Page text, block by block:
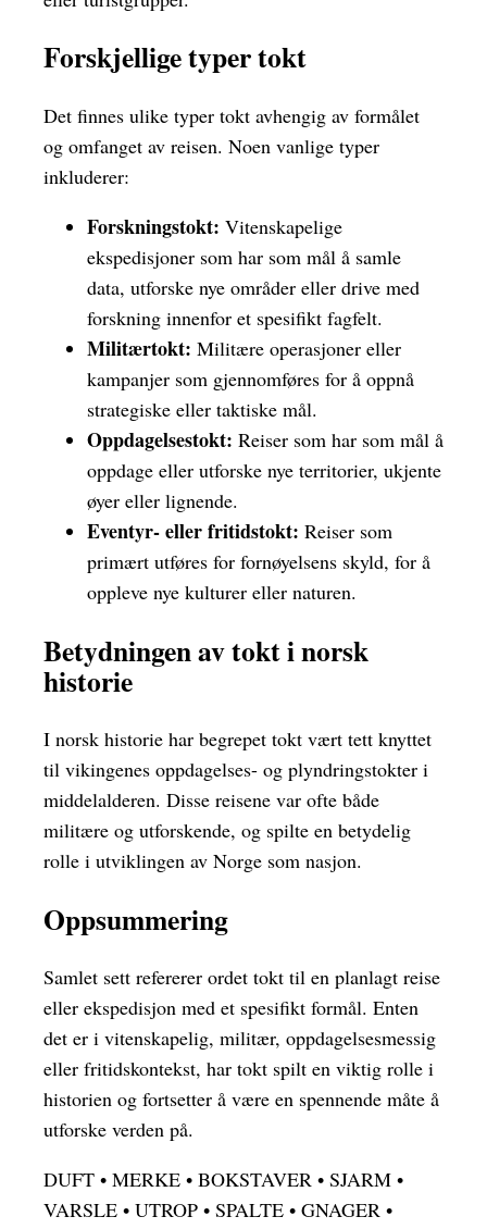
Forskjellige typer tokt
Det finnes ulike typer tokt avhengig av formålet
og omfanget av reisen. Noen vanlige typer
inkluderer:
Forskningstokt: Vitenskapelige
ekspedisjoner som har som mål å samle
data, utforske nye områder eller drive med
forskning innenfor et spesifikt fagfelt.
Militærtokt: Militære operasjoner eller
kampanjer som gjennomføres for å oppnå
strategiske eller taktiske mål.
Oppdagelsestokt: Reiser som har som mål å
oppdage eller utforske nye territorier, ukjente
øyer eller lignende.
Eventyr- eller fritidstokt: Reiser som
primært utføres for fornøyelsens skyld, for å
oppleve nye kulturer eller naturen.
Betydningen av tokt i norsk
historie
I norsk historie har begrepet tokt vært tett knyttet
til vikingenes oppdagelses- og plyndringstokter i
middelalderen. Disse reisene var ofte både
militære og utforskende, og spilte en betydelig
rolle i utviklingen av Norge som nasjon.
Oppsummering
Samlet sett refererer ordet tokt til en planlagt reise
eller ekspedisjon med et spesifikt formål. Enten
det er i vitenskapelig, militær, oppdagelsesmessig
eller fritidskontekst, har tokt spilt en viktig rolle i
historien og fortsetter å være en spennende måte å
utforske verden på.
DUFT • MERKE • BOKSTAVER • SJARM •
VARSLE • UTROP • SPALTE • GNAGER •